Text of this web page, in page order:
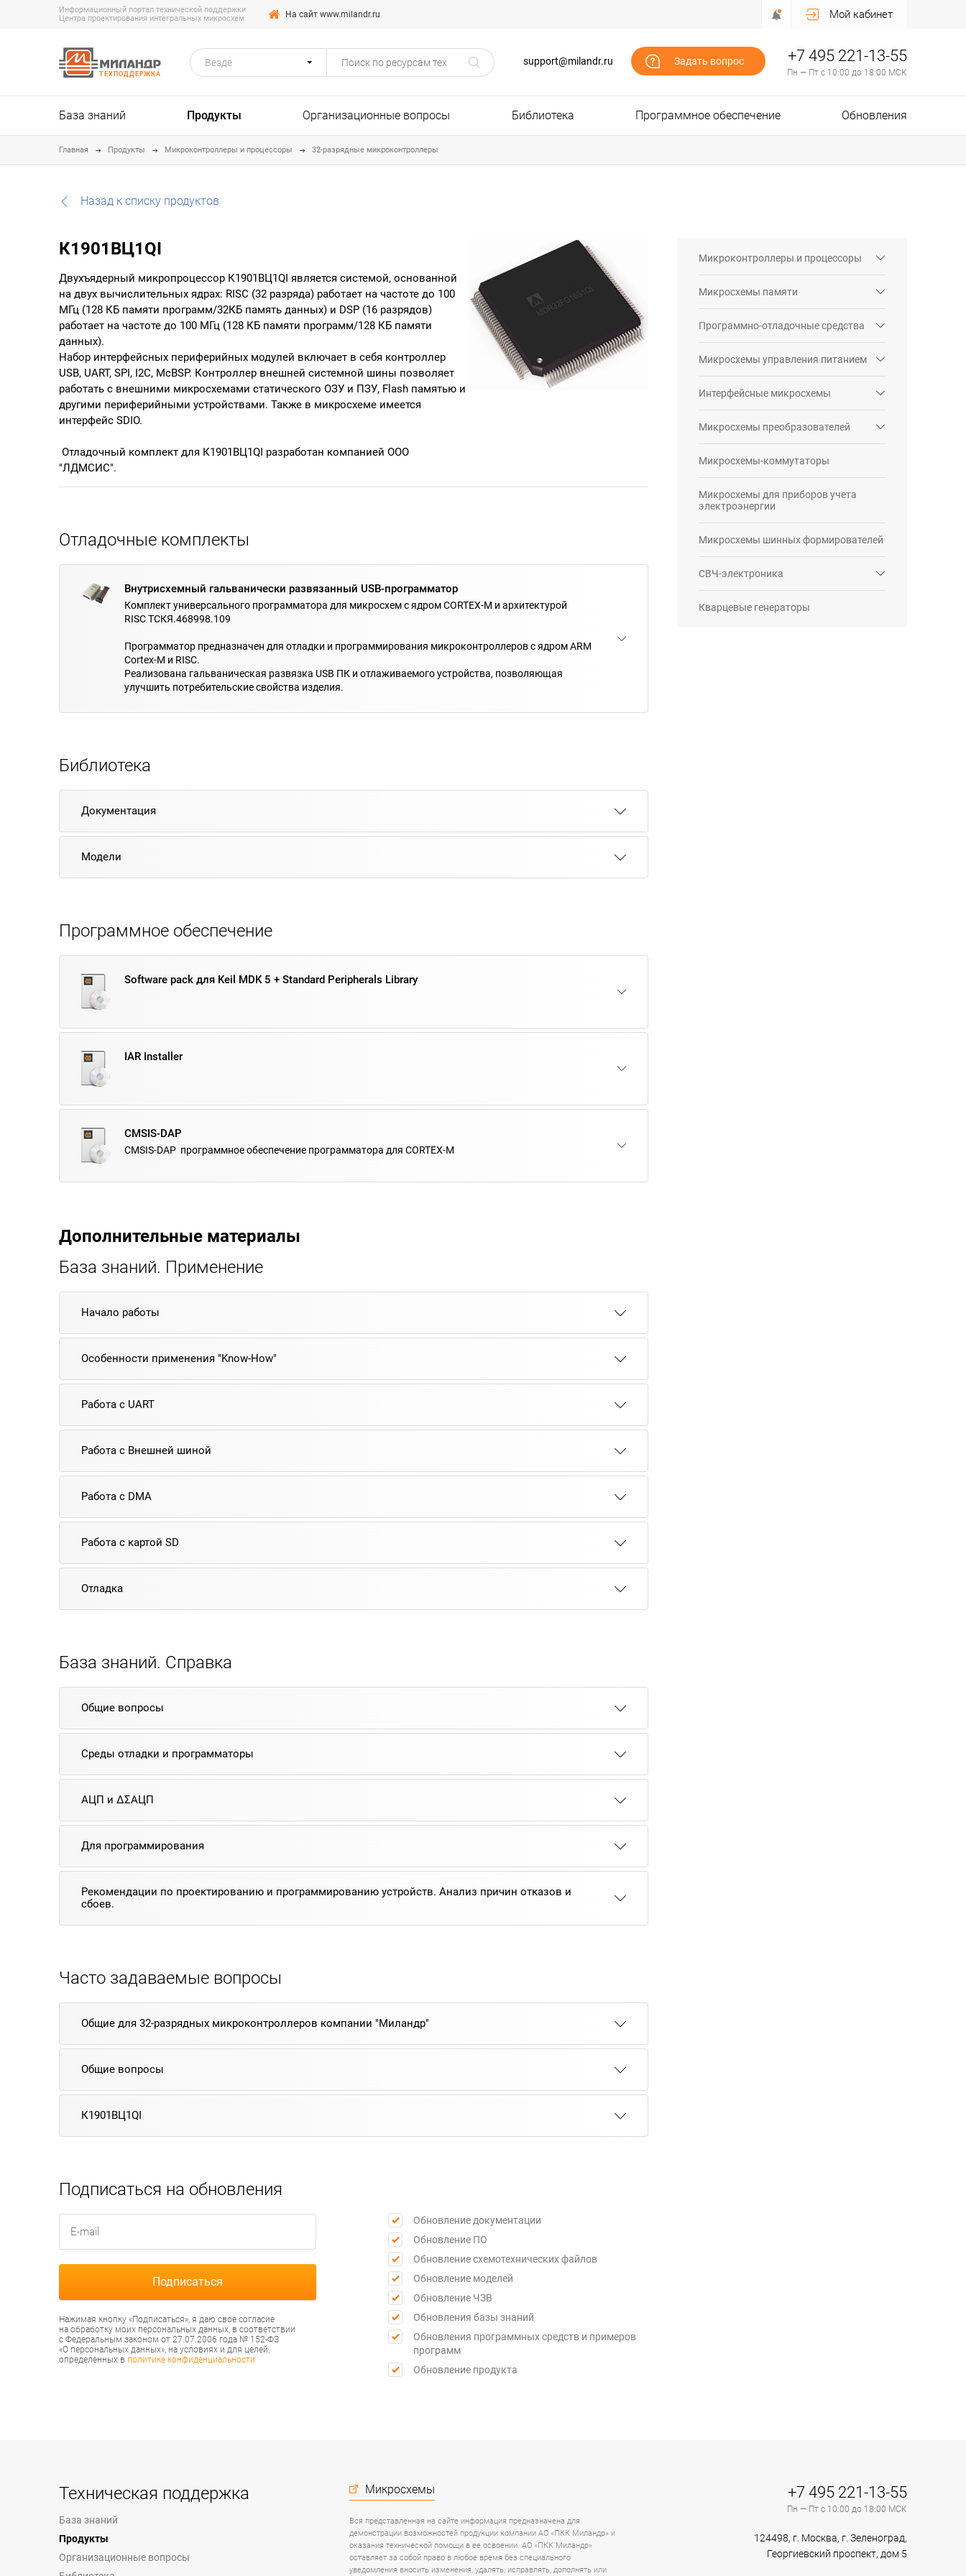
Информационный портал технической поддержки
Центра проектирования интегральных микросхем
На сайт www.milandr.ru Мой кабинет
ТЕХПОДДЕРЖКА
Везде support@milandr.ru Задать вопрос +7 495 221-13-55
Пн — Пт с 10:00 до 18:00 МСК
База знаний Продукты Организационные вопросы Библиотека Программное обеспечение Обновления
Главная Продукты Микроконтроллеры и процессоры 32-разрядные микроконтроллеры
Назад к списку продуктов
К1901ВЦ1QI
Двухъядерный микропроцессор К1901ВЦ1QI является системой, основанной
на двух вычислительных ядрах: RISC (32 разряда) работает на частоте до 100
МГц (128 КБ памяти программ/32КБ память данных) и DSP (16 разрядов)
работает на частоте до 100 МГц (128 КБ памяти программ/128 КБ памяти
данных).
Набор интерфейсных периферийных модулей включает в себя контроллер
USB, UART, SPI, I2C, McBSP. Контроллер внешней системной шины позволяет
работать с внешними микросхемами статического ОЗУ и ПЗУ, Flash памятью и
другими периферийными устройствами. Также в микросхеме имеется
интерфейс SDIO.
Отладочный комплект для К1901ВЦ1QI разработан компанией ООО
"ЛДМСИС".
Отладочные комплекты
Внутрисхемный гальванически развязанный USB-программатор
Комплект универсального программатора для микросхем с ядром CORTEX-M и архитектурой
RISC ТСКЯ.468998.109
Программатор предназначен для отладки и программирования микроконтроллеров с ядром ARM
Cortex-M и RISC.
Реализована гальваническая развязка USB ПК и отлаживаемого устройства, позволяющая
улучшить потребительские свойства изделия.
Библиотека
Документация
Модели
Программное обеспечение
Software pack для Keil MDK 5 + Standard Peripherals Library
IAR Installer
CMSIS-DAP
CMSIS-DAP программное обеспечение программатора для CORTEX-M
Дополнительные материалы
База знаний. Применение
Начало работы
Особенности применения "Know-How"
Работа с UART
Работа с Внешней шиной
Работа с DMA
Работа с картой SD
Отладка
База знаний. Справка
Общие вопросы
Среды отладки и программаторы
АЦП и ΔΣАЦП
Для программирования
Рекомендации по проектированию и программированию устройств. Анализ причин отказов и
сбоев.
Часто задаваемые вопросы
Общие для 32-разрядных микроконтроллеров компании "Миландр"
Общие вопросы
К1901ВЦ1QI
Подписаться на обновления
Обновление документации
Обновление ПО
Обновление схемотехнических файлов
Обновление моделей
Обновление ЧЗВ
Обновления базы знаний
Обновления программных средств и примеров
программ
Обновление продукта
Нажимая кнопку «Подписаться», я даю свое согласие
на обработку моих персональных данных, в соответствии
с Федеральным законом от 27.07.2006 года № 152-ФЗ
«О персональных данных», на условиях и для целей,
определенных в политике конфиденциальности
Микроконтроллеры и процессоры
Микросхемы памяти
Программно-отладочные средства
Микросхемы управления питанием
Интерфейсные микросхемы
Микросхемы преобразователей
Микросхемы-коммутаторы
Микросхемы для приборов учета
электроэнергии
Микросхемы шинных формирователей
СВЧ-электроника
Кварцевые генераторы
Техническая поддержка
База знаний
Продукты
Организационные вопросы
Микросхемы
Вся представленная на сайте информация предназначена для
демонстрации возможностей продукции компании АО «ПКК Миландр» и
оказания технической помощи в ее освоении. АО «ПКК Миландр»
оставляет за собой право в любое время без специального
уведомления вносить изменения, удалять, исправлять, дополнять или
+7 495 221-13-55
Пн — Пт с 10:00 до 18:00 МСК
124498, г. Москва, г. Зеленоград,
Георгиевский проспект, дом 5